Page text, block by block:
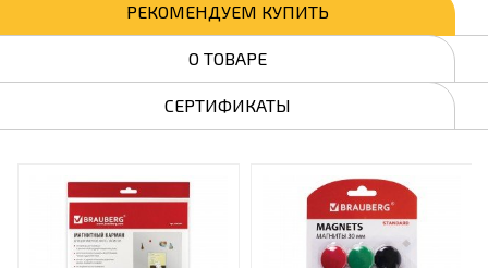
РЕКОМЕНДУЕМ КУПИТЬ
О ТОВАРЕ
СЕРТИФИКАТЫ